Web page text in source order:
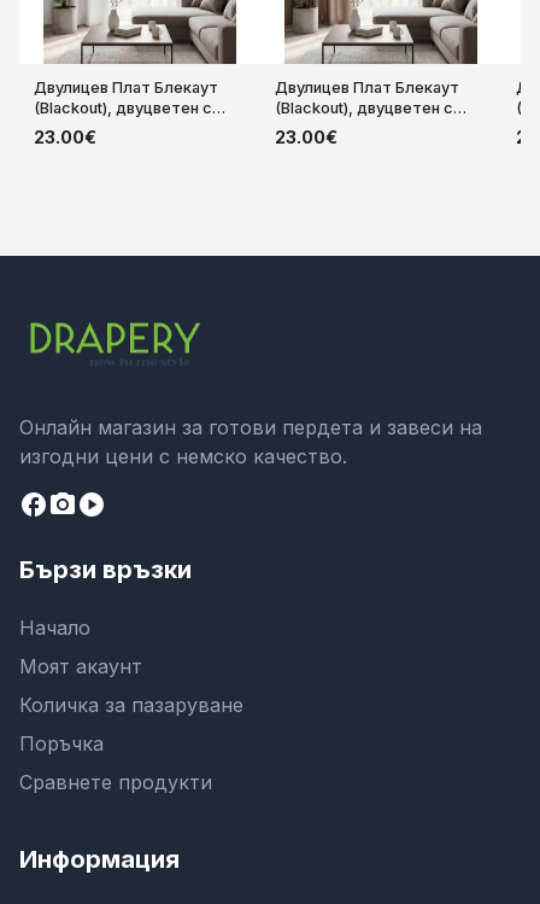
Двулицев Плат Блекаут
(Blackout), двуцветен с
леко лъскав ефект за
затъмняващи завеси с
23.00€
Двулицев Плат Блекаут
(Blackout), двуцветен с
леко лъскав ефект за
затъмняващи завеси с
23.00€
Онлайн магазин за готови пердета и завеси на
изгодни цени с немско качество.
facebookcamera_altplay_circle
Бързи връзки
Начало
Моят акаунт
Количка за пазаруване
Поръчка
Сравнете продукти
Информация